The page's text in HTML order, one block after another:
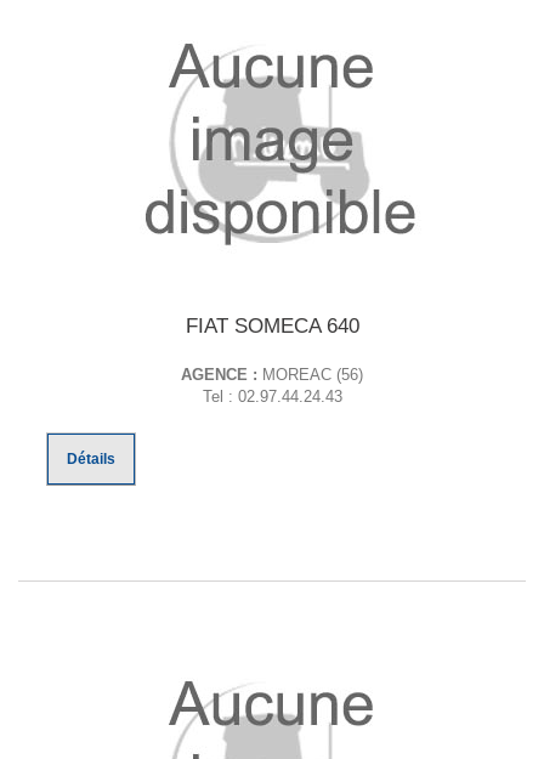
FIAT SOMECA 640
AGENCE : MOREAC (56)
Tel : 02.97.44.24.43
Détails